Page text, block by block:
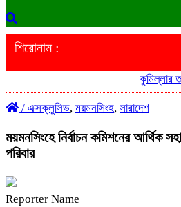
শিরোনাম :
কুমিল্লার
/ এক্সক্লুসিভ, ময়মনসিংহ, সারাদেশ
ময়মনসিংহে নির্বাচন কমিশনের আর্থিক
পরিবার
Reporter Name